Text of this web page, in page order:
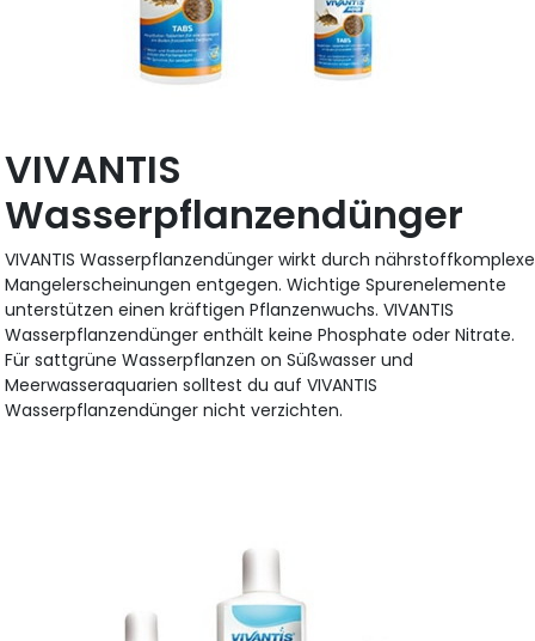
VIVANTIS
Wasserpflanzendünger
VIVANTIS Wasserpflanzendünger wirkt durch nährstoffkomplexe
Mangelerscheinungen entgegen. Wichtige Spurenelemente
unterstützen einen kräftigen Pflanzenwuchs. VIVANTIS
Wasserpflanzendünger enthält keine Phosphate oder Nitrate.
Für sattgrüne Wasserpflanzen on Süßwasser und
Meerwasseraquarien solltest du auf VIVANTIS
Wasserpflanzendünger nicht verzichten.